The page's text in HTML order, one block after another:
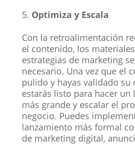
Optimiza y Escala
Con la retroalimentación
el contenido, los
estrategias de marketing
necesario. Una vez que el
pulido y hayas validado su
estarás listo para hacer un
más grande y escalar el
negocio. Puedes
lanzamiento más formal
de marketing digital,